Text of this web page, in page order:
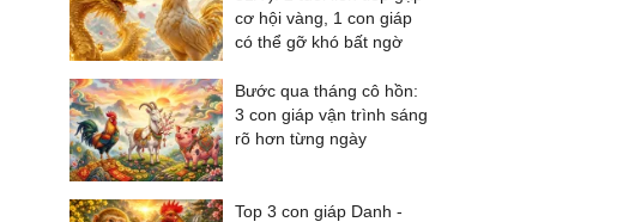
cơ hội vàng, 1 con giáp
có thể gỡ khó bất ngờ
Bước qua tháng cô hồn:
3 con giáp vận trình sáng
rõ hơn từng ngày
Top 3 con giáp Danh -